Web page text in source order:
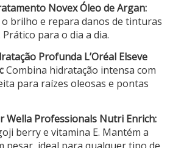
Novex Óleo de Argan:
o brilho e repara danos de tinturas
para o dia a dia.
Profunda L’Oréal Elseve
Combina hidratação intensa com
para raízes oleosas e pontas
Wella Professionals Nutri Enrich:
berry e vitamina E. Mantém a